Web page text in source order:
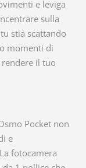
e leviga
sulla
stia scattando
momenti di
rendere il tuo
Pocket non
e
fotocamera